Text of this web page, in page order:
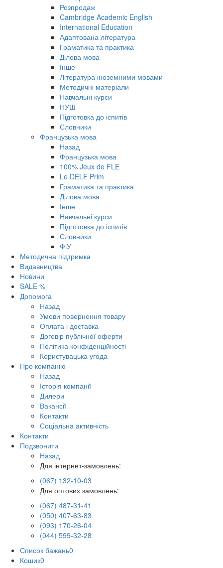
Розпродаж
Cambridge Academic English
International Education
Адаптована література
Граматика та практика
Ділова мова
Інше
Література іноземними мовами
Методичні матеріали
Навчальні курси
НУШ
Підготовка до іспитів
Словники
Французька мова
Назад
Французька мова
100% Jeux de FLE
Le DELF Prim
Граматика та практика
Ділова мова
Інше
Навчальні курси
Підготовка до іспитів
Словники
ФіУ
Методична підтримка
Видавництва
Новини
SALE %
Допомога
Назад
Умови повернення товару
Оплата і доставка
Договір публічної оферти
Політика конфіденційності
Користувацька угода
Про компанію
Назад
Історія компанії
Дилери
Вакансії
Контакти
Соціальна активність
Контакти
Подзвонити
Назад
Для інтернет-замовлень:
(067) 132-10-03
Для оптових замовлень:
(067) 487-31-41
(050) 407-63-83
(093) 170-26-04
(044) 599-32-28
Список бажань0
Кошик0